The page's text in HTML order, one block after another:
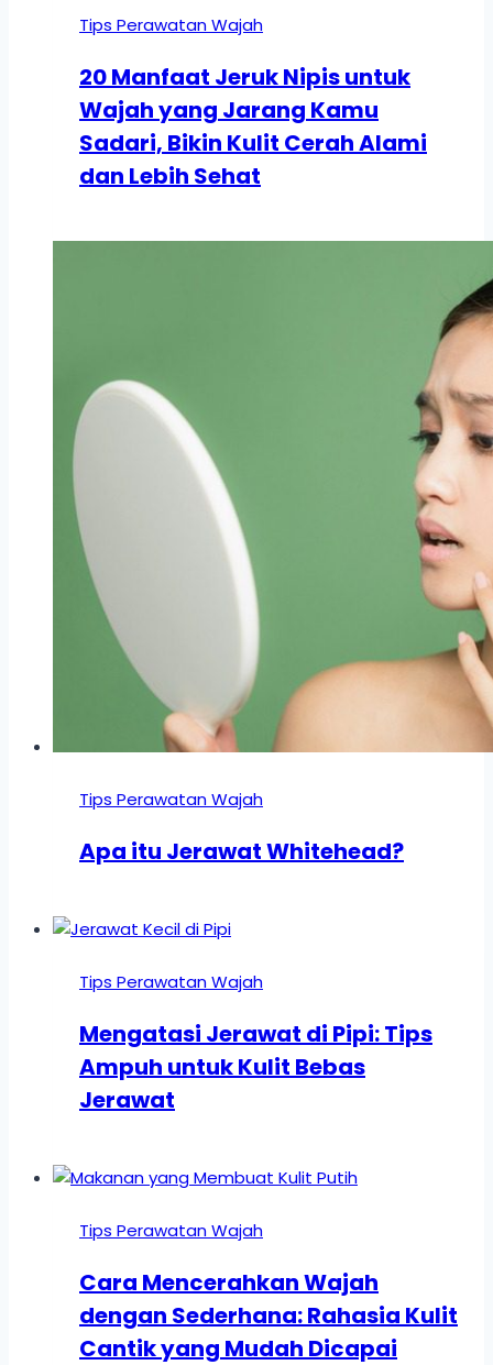
Tips Perawatan Wajah
20 Manfaat Jeruk Nipis untuk
Wajah yang Jarang Kamu
Sadari, Bikin Kulit Cerah Alami
dan Lebih Sehat
Tips Perawatan Wajah
Apa itu Jerawat Whitehead?
Tips Perawatan Wajah
Mengatasi Jerawat di Pipi: Tips
Ampuh untuk Kulit Bebas
Jerawat
Tips Perawatan Wajah
Cara Mencerahkan Wajah
dengan Sederhana: Rahasia Kulit
Cantik yang Mudah Dicapai